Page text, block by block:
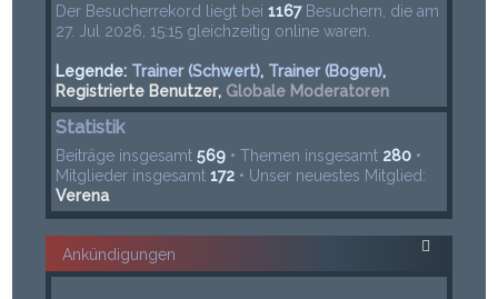
Der Besucherrekord liegt bei1167Besuchern, die am
27. Jul 2026, 15:15 gleichzeitig online waren.
Legende: Trainer (Schwert), Trainer (Bogen),
Registrierte Benutzer, Globale Moderatoren
Statistik
Beiträge insgesamt569 • Themen insgesamt 280 •
Mitglieder insgesamt172 • Unser neuestes Mitglied:
Verena
Ankündigungen